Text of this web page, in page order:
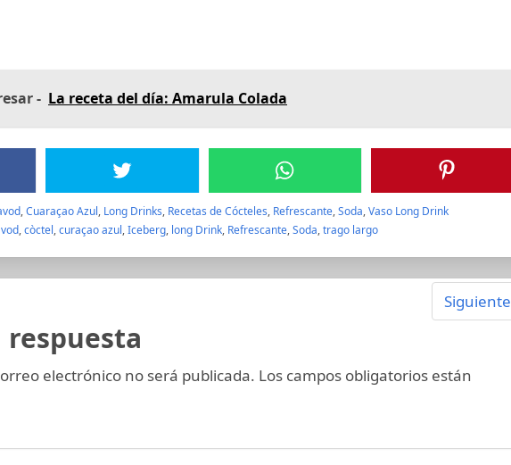
- La receta del día: Amarula Colada
,Cuaraçao Azul, Long Drinks, Recetas de Cócteles, Refrescante,Soda,Vaso Long Drink
,còctel,curaçao azul,Iceberg, long Drink, Refrescante,Soda,trago largo
Siguiente
respuesta
electrónico no será publicada. Los campos obligatorios están